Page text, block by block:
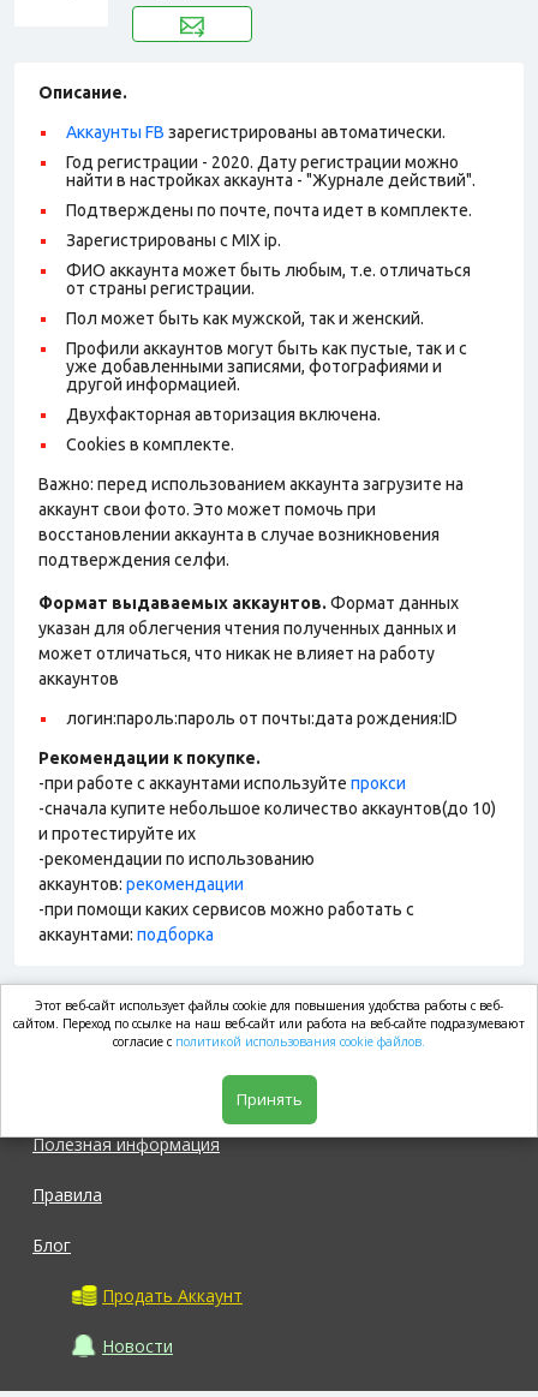
Описание.
Аккаунты FB зарегистрированы автоматически.
Год регистрации - 2020. Дату регистрации можно
найти в настройках аккаунта - "Журнале действий".
Подтверждены по почте, почта идет в комплекте.
Зарегистрированы с MIX ip.
ФИО аккаунта может быть любым, т.е. отличаться
от страны регистрации.
Пол может быть как мужской, так и женский.
Профили аккаунтов могут быть как пустые, так и с
уже добавленными записями, фотографиями и
другой информацией.
Двухфакторная авторизация включена.
Cookies в комплекте.
Важно: перед использованием аккаунта загрузите на
аккаунт свои фото. Это может помочь при
восстановлении аккаунта в случае возникновения
подтверждения селфи.
Формат выдаваемых аккаунтов. Формат данных
указан для облегчения чтения полученных данных и
может отличаться, что никак не влияет на работу
аккаунтов
логин:пароль:пароль от почты:дата рождения:ID
Рекомендации к покупке.
-при работе с аккаунтами используйте прокси
-сначала купите небольшое количество аккаунтов(до 10)
и протестируйте их
-рекомендации по использованию
аккаунтов: рекомендации
-при помощи каких сервисов можно работать с
аккаунтами: подборка
market.com
Полезная информация
Правила
Блог
Продать Аккаунт
Новости
Этот веб-сайт использует файлы cookie для повышения удобства работы с веб-
сайтом. Переход по ссылке на наш веб-сайт или работа на веб-сайте подразумевают
согласие с политикой использования cookie файлов.
Принять